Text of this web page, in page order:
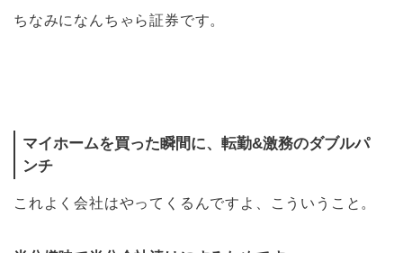
ちなみになんちゃら証券です。
マイホームを買った瞬間に、転勤&激務のダブルパ
ンチ
これよく会社はやってくるんですよ、こういうこと。